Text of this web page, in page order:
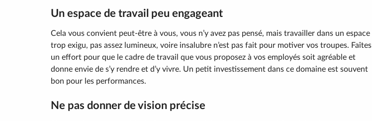
Un espace de travail peu engageant
Cela vous convient peut-être à vous, vous n’y avez pas pensé, mais travailler dans un espace
trop exigu, pas assez lumineux, voire insalubre n’est pas fait pour motiver vos troupes. Faîtes
un effort pour que le cadre de travail que vous proposez à vos employés soit agréable et
donne envie de s’y rendre et d’y vivre. Un petit investissement dans ce domaine est souvent
bon pour les performances.
Ne pas donner de vision précise